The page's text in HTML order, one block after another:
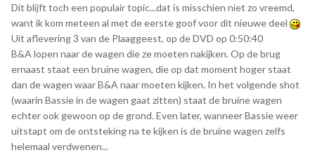
Dit blijft toch een populair topic...dat is misschien niet zo vreemd,
want ik kom meteen al met de eerste goof voor dit nieuwe deel
Uit aflevering 3 van de Plaaggeest, op de DVD op 0:50:40
B&A lopen naar de wagen die ze moeten nakijken. Op de brug
ernaast staat een bruine wagen, die op dat moment hoger staat
dan de wagen waar B&A naar moeten kijken. In het volgende shot
(waarin Bassie in de wagen gaat zitten) staat de bruine wagen
echter ook gewoon op de grond. Even later, wanneer Bassie weer
uitstapt om de ontsteking na te kijken is de bruine wagen zelfs
helemaal verdwenen...